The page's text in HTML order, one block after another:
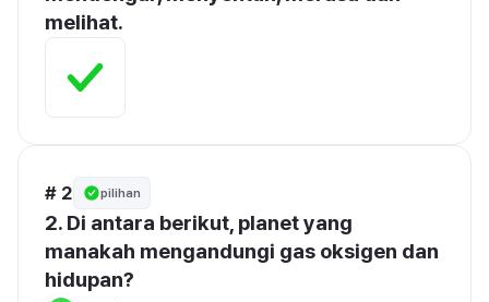
melihat.
# 2 pilihan
2. Di antara berikut, planet yang
manakah mengandungi gas oksigen dan
hidupan?